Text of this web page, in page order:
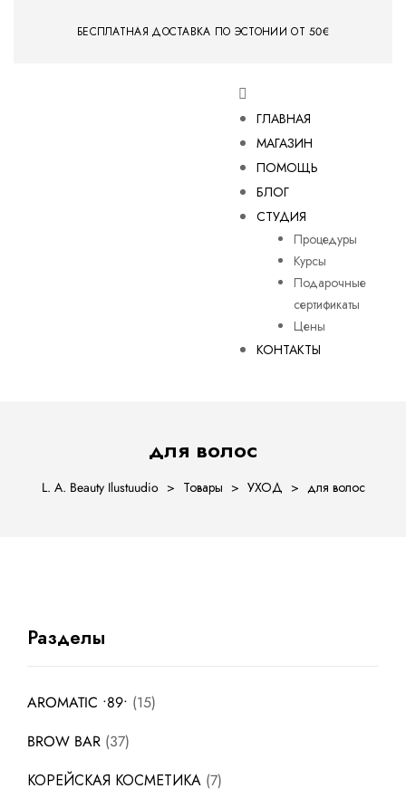
БЕСПЛАТНАЯ ДОСТАВКА ПО ЭСТОНИИ ОТ 50€
ГЛАВНАЯ
МАГАЗИН
ПОМОЩЬ
БЛОГ
СТУДИЯ
Процедуры
Курсы
Подарочные
сертификаты
Цены
КОНТАКТЫ
для волос
L. A. Beauty Ilustuudio > Товары > УХОД > для волос
Разделы
AROMATIC •89• 15
BROW BAR 37
КОРЕЙСКАЯ КОСМЕТИКА 7